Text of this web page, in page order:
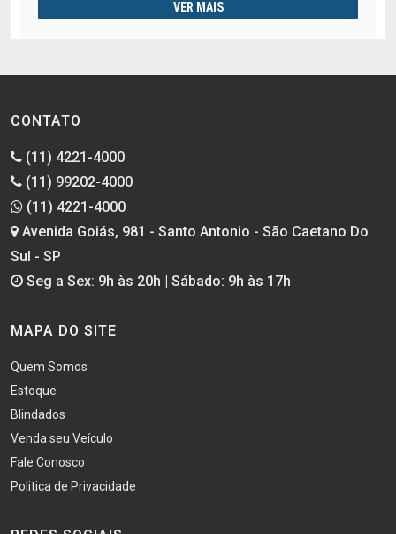
VER MAIS
CONTATO
(11) 4221-4000
(11) 99202-4000
(11) 4221-4000
Avenida Goiás, 981 - Santo Antonio - São Caetano Do
Sul - SP
Seg a Sex: 9h às 20h | Sábado: 9h às 17h
MAPA DO SITE
Quem Somos
Estoque
Blindados
Venda seu Veículo
Fale Conosco
Politica de Privacidade